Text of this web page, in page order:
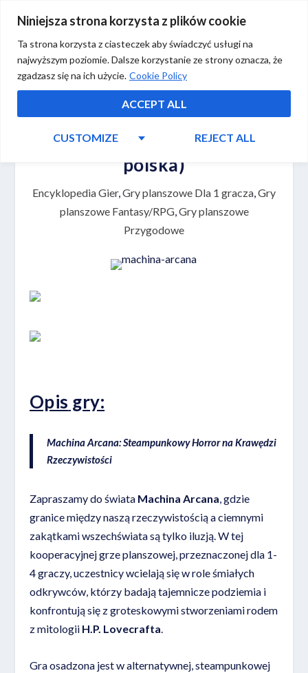
Niniejsza strona korzysta z plików cookie
Ta strona korzysta z ciasteczek aby świadczyć usługi na
najwyższym poziomie. Dalsze korzystanie ze strony oznacza, że
zgadzasz się na ich użycie. Cookie Policy
CUSTOMIZE REJECT ALL
ACCEPT ALL
Machina Arcana (edycja
polska)
Encyklopedia Gier,Gry planszowe Dla 1 gracza,Gry
planszowe Fantasy/RPG,Gry planszowe
Przygodowe
Opis gry:
Machina Arcana: Steampunkowy Horror na Krawędzi
Rzeczywistości
Zapraszamy do świata Machina Arcana, gdzie
granice między naszą rzeczywistością a ciemnymi
zakątkami wszechświata są tylko iluzją. W tej
kooperacyjnej grze planszowej, przeznaczonej dla 1-
4 graczy, uczestnicy wcielają się w role śmiałych
odkrywców, którzy badają tajemnicze podziemia i
konfrontują się z groteskowymi stworzeniami rodem
z mitologii H.P. Lovecrafta.
Gra osadzona jest w alternatywnej, steampunkowej